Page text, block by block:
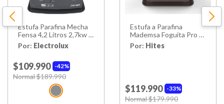
Estufa Parafina Mecha
Fensa 4,2 Litros 2,7kw F
720+
Por: Electrolux
42%
$109.990
Price reduced from
Normal $189.990
Estufa a Parafina
Mademsa Foguita Pro /
4 Litros
Por: Hites
33%
$119.990
Price reduced from
Normal $179.990